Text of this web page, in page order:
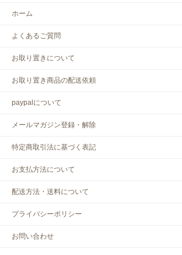
ホーム
よくあるご質問
お取り置きについて
お取り置き商品の配送依頼
paypalについて
メールマガジン登録・解除
特定商取引法に基づく表記
お支払方法について
配送方法・送料について
プライバシーポリシー
お問い合わせ